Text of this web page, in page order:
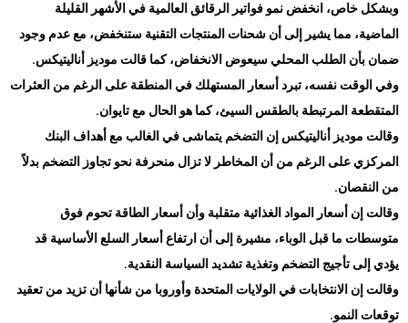
وبشكل خاص، انخفض نمو فواتير الرقائق العالمية في الأشهر القليلة
الماضية، مما يشير إلى أن شحنات المنتجات التقنية ستنخفض، مع عدم وجود
ضمان بأن الطلب المحلي سيعوض الانخفاض، كما قالت موديز أناليتيكس.
وفي الوقت نفسه، تبرد أسعار المستهلك في المنطقة على الرغم من العثرات
المتقطعة المرتبطة بالطقس السيئ، كما هو الحال مع تايوان.
وقالت موديز أناليتيكس إن التضخم يتماشى في الغالب مع أهداف البنك
المركزي على الرغم من أن المخاطر لا تزال منحرفة نحو تجاوز التضخم بدلاً
من النقصان.
وقالت إن أسعار المواد الغذائية متقلبة وأن أسعار الطاقة تحوم فوق
متوسطات ما قبل الوباء، مشيرة إلى أن ارتفاع أسعار السلع الأساسية قد
يؤدي إلى تأجيج التضخم وتغذية تشديد السياسة النقدية.
وقالت إن الانتخابات في الولايات المتحدة وأوروبا من شأنها أن تزيد من تعقيد
توقعات النمو.